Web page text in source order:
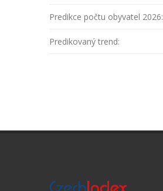
Predikce počtu obyvatel 2026:
Predikovaný trend: